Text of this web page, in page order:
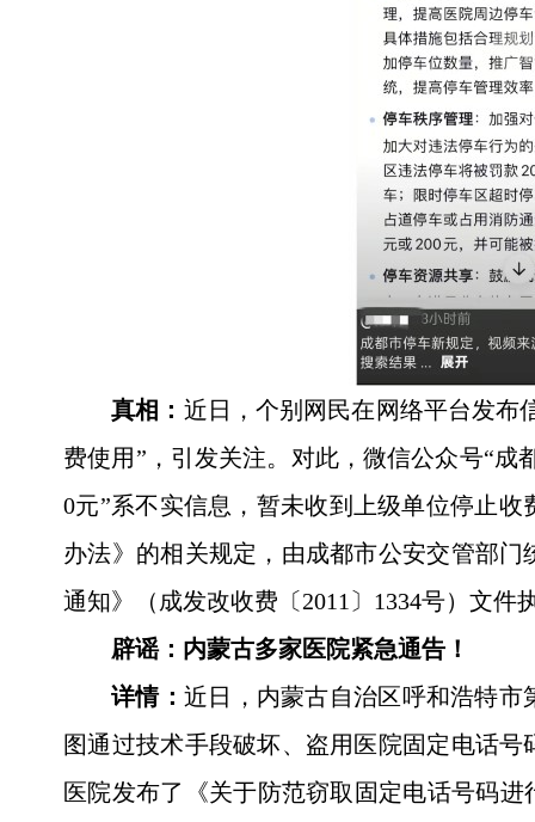
真相： 近日，个别网民在网络平台发布
费使用”，引发关注。对此，微信公众号“成
0元”系不实信息，暂未收到上级单位停止
办法》的相关规定，由成都市公安交管部
通知》（成发改收费〔2011〕1334号）文
辟谣：内蒙古多家医院紧急通告！
详情：近日，内蒙古自治区呼和浩特
图通过技术手段破坏、盗用医院固定电话
医院发布了《关于防范窃取固定电话号码